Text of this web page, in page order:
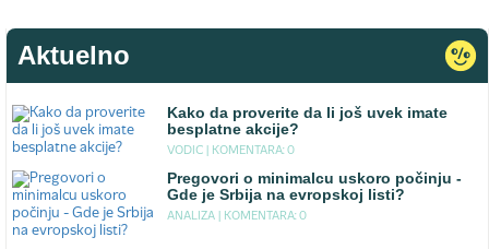
Aktuelno
Kako da proverite da li još uvek imate
besplatne akcije?
VODIC | KOMENTARA: 0
Pregovori o minimalcu uskoro počinju -
Gde je Srbija na evropskoj listi?
ANALIZA | KOMENTARA: 0